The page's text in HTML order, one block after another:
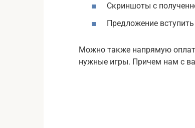
Скриншоты с
Предложение
Можно также напрямую
нужные игры. Причем нам с